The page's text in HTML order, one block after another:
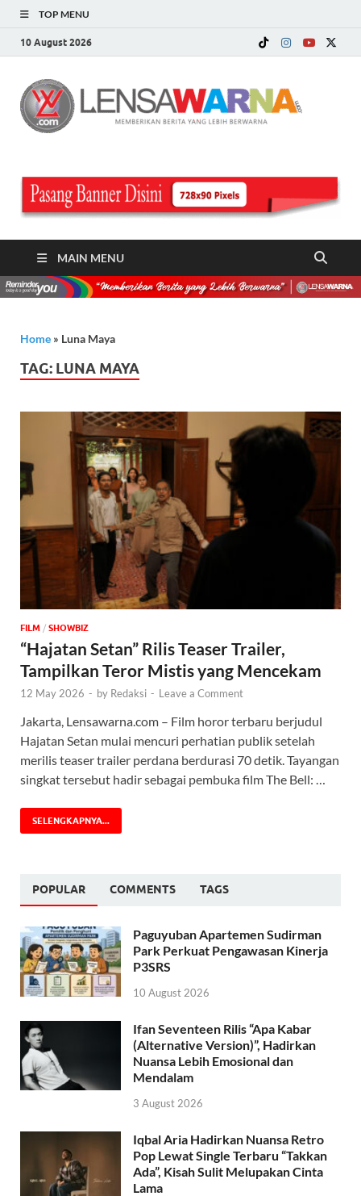
TOP MENU
10 August 2026
MAIN MENU
Home » Luna Maya
TAG: LUNA MAYA
FILM / ‎SHOWBIZ
“Hajatan Setan” Rilis Teaser Trailer,
Tampilkan Teror Mistis yang Mencekam
12 May 2026 - by Redaksi - Leave a Comment
Jakarta, Lensawarna.com – Film horor terbaru berjudul
Hajatan Setan mulai mencuri perhatian publik setelah
merilis teaser trailer perdana berdurasi 70 detik. Tayangan
singkat tersebut hadir sebagai pembuka film The Bell: …
SELENGKAPNYA...
POPULAR COMMENTS TAGS
Paguyuban Apartemen Sudirman
Park Perkuat Pengawasan Kinerja
P3SRS
10 August 2026
Ifan Seventeen Rilis “Apa Kabar
(Alternative Version)”, Hadirkan
Nuansa Lebih Emosional dan
Mendalam
3 August 2026
Iqbal Aria Hadirkan Nuansa Retro
Pop Lewat Single Terbaru “Takkan
Ada”, Kisah Sulit Melupakan Cinta
Lama